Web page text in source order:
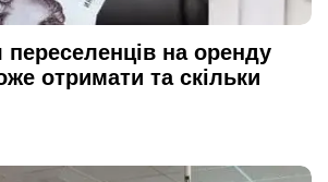
на оренду
отримати та скільки